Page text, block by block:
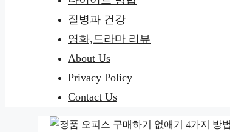
질병과 건강
영화,드라마 리뷰
About Us
Privacy Policy
Contact Us